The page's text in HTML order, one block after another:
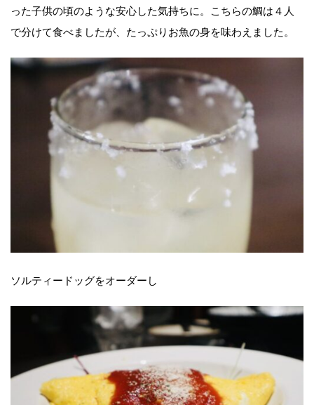
った子供の頃のような安心した気持ちに。こちらの鯛は４人
で分けて食べましたが、たっぷりお魚の身を味わえました。
ソルティードッグをオーダーし